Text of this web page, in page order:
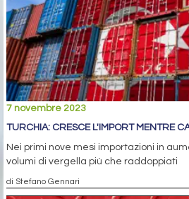
7 novembre 2023
TURCHIA: CRESCE L'IMPORT MENTRE
Nei primi nove mesi importazioni in
volumi di vergella più che raddoppiati
di Stefano Gennari